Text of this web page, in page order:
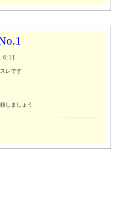
6:11
レです
しましょう